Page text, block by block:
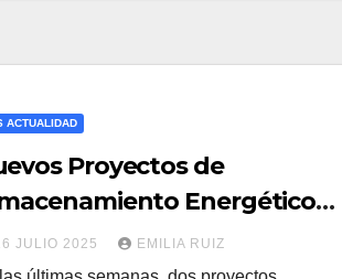
ACTUALIDAD
Proyectos de
Energético
los US$210 Millones en
JULIO 2025 EMILIA RUIZ